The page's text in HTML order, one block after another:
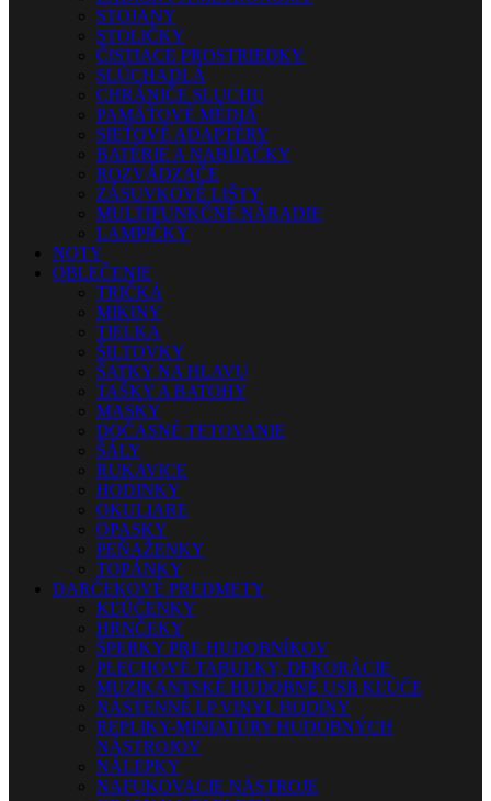
STOJANY
STOLIČKY
ČISTIACE PROSTRIEDKY
SLÚCHADLÁ
CHRÁNIČE SLUCHU
PAMÄŤOVÉ MÉDIÁ
SIEŤOVÉ ADAPTÉRY
BATÉRIE A NABÍJAČKY
ROZVÁDZAČE
ZÁSUVKOVÉ LIŠTY
MULTIFUNKČNÉ NÁRADIE
LAMPIČKY
NOTY
OBLEČENIE
TRIČKÁ
MIKINY
TIELKA
ŠILTOVKY
ŠATKY NA HLAVU
TAŠKY A BATOHY
MASKY
DOČASNÉ TETOVANIE
ŠÁLY
RUKAVICE
HODINKY
OKULIARE
OPASKY
PEŇAŽENKY
TOPÁNKY
DARČEKOVÉ PREDMETY
KĽÚČENKY
HRNČEKY
ŠPERKY PRE HUDOBNÍKOV
PLECHOVÉ TABUĽKY, DEKORÁCIE
MUZIKANTSKÉ HUDOBNÉ USB KĽÚČE
NÁSTENNÉ LP VINYL HODINY
REPLIKY-MINIATÚRY HUDOBNÝCH
NÁSTROJOV
NÁLEPKY
NAFUKOVACIE NÁSTROJE